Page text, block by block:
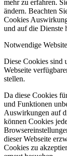
mehr zu erfahren.
ändern. Beachten
Cookies
und auf die Dienste
Notwendige
Diese Cookies sind
Webseite
stellen.
Da diese Cookies
und Funktionen
Auswirkungen auf
können Cookies
dieser Webseite
Cookies zu